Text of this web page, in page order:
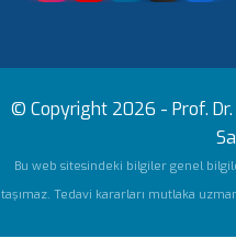
© Copyright 2026 - Prof.
Bu web sitesindeki bilgiler genel
taşımaz. Tedavi kararları mutlaka